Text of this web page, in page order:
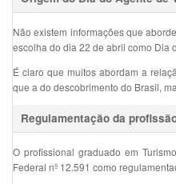
Não existem informações que
escolha do dia 22 de abril como Dia
É claro que muitos abordam a
que a do descobrimento do Brasil,
Regulamentação da
O profissional graduado em
Federal nº 12.591 como